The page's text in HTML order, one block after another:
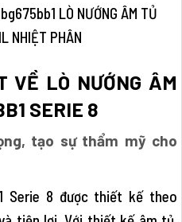
VỀ LÒ NƯỚNG ÂM
SERIE 8
tạo sự thẩm mỹ cho
Serie 8 được thiết kế theo